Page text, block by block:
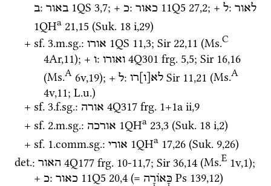
ב: באור 1QS 3,7; + כ: כאור 11Q5 27,2; + ל: לאור
1QHa 21,15 (Suk. 18 i,29)
+ sf. 3.m.sg.: אורו 1QS 11,3; Sir 22,11 (Ms.C
4Ar,11); + ו: ואורו 4Q301 frg. 5,5; Sir 16,16
(Ms.A 6v,19); + ל: לא[ו]רו Sir 11,21 (Ms.A
4v,11; L.u.)
+ sf. 3.f.sg.: אורה 4Q317 frg. 1+1a ii,9
+ sf. 2.m.sg.: אורכה 1QHa 23,3 (Suk. 18 i,2)
+ sf. 1.comm.sg.: אורי 1QHa 17,26 (Suk. 9,26)
det.: האור 4Q177 frg. 10-11,7; Sir 36,14 (Ms.E 1v,1);
+ כ: כאור 11Q5 20,4 (= כָּאוֹרָה Ps 139,12)